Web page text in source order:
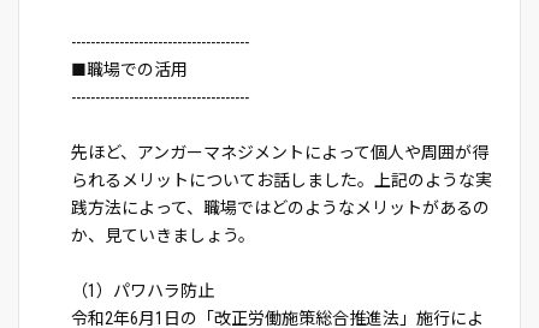
-------------------------------------
■職場での活用
-------------------------------------
先ほど、アンガーマネジメントによって個人や周囲が得
られるメリットについてお話しました。上記のような実
践方法によって、職場ではどのようなメリットがあるの
か、見ていきましょう。
（1）パワハラ防止
令和2年6月1日の「改正労働施策総合推進法」施行によ